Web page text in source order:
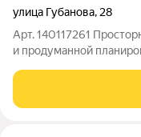
улица Губанова, 28
Арт. 140117261
и продуманной планировкой.
Интерьер дополнен
создающими ощущение